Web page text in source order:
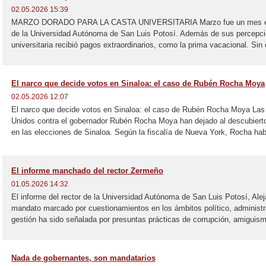
02.05.2026 15:39
MARZO DORADO PARA LA CASTA UNIVERSITARIA Marzo fue un
de la Universidad Autónoma de San Luis Potosí. Además de sus
universitaria recibió pagos extraordinarios, como la prima vacacional.
El narco que decide votos en Sinaloa: el caso de Rubén Rocha Moya
02.05.2026 12:07
El narco que decide votos en Sinaloa: el caso de Rubén Rocha Moya
Unidos contra el gobernador Rubén Rocha Moya han dejado al
en las elecciones de Sinaloa. Según la fiscalía de Nueva York, Rocha
El informe manchado del rector Zermeño
01.05.2026 14:32
El informe del rector de la Universidad Autónoma de San Luis Potosí,
mandato marcado por cuestionamientos en los ámbitos político,
gestión ha sido señalada por presuntas prácticas de corrupción,
Nada de gobernantes, son mandatarios